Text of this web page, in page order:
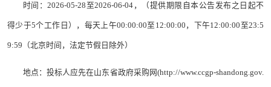
时间：2026-05-28至2026-06-04，（提供期限自本公告发布之日起不
得少于5个工作日），每天上午00:00:00至12:00:00，下午12:00:00至23:5
9:59（北京时间，法定节假日除外）
地点：投标人应先在山东省政府采购网(http://www.ccgp-shandong.gov.